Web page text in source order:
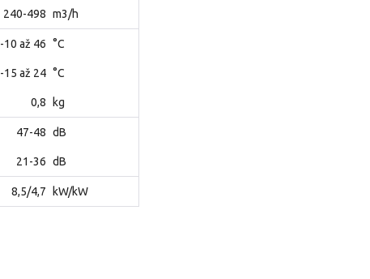
240-498 m3/h
-10 až 46 °C
-15 až 24 °C
0,8 kg
47-48 dB
21-36 dB
8,5/4,7 kW/kW